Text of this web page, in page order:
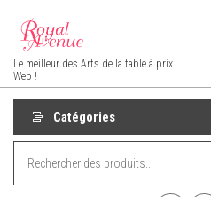
contenu
Royal Avenue
Le meilleur des Arts de la table à prix
Web !
Catégories